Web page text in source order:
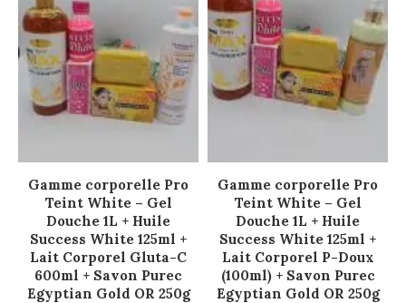
AJOUTER AU PANIER
Gamme corporelle Pro
Teint White – Gel
Douche 1L + Huile
Success White 125ml +
Lait Corporel Gluta-C
600ml + Savon Purec
Egyptian Gold OR 250g
AJOUTER AU PANIER
Gamme corporelle Pro
Teint White – Gel
Douche 1L + Huile
Success White 125ml +
Lait Corporel P-Doux
(100ml) + Savon Purec
Egyptian Gold OR 250g